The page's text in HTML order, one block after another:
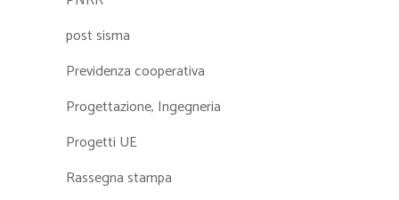
post sisma
Previdenza cooperativa
Progettazione, Ingegneria
Progetti UE
Rassegna stampa